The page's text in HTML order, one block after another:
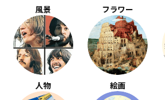
風景 フラワー
人物 絵画